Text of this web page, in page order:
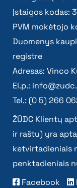
Įstaigos kodas:
PVM mokėtojo
Duomenys
registre
Adresas: Vinco
El.p.:
Tel.: (0 5) 266
ŽŪDC Klientų
ir raštu) yra
ketvirtadieniais
penktadieniais
Facebook